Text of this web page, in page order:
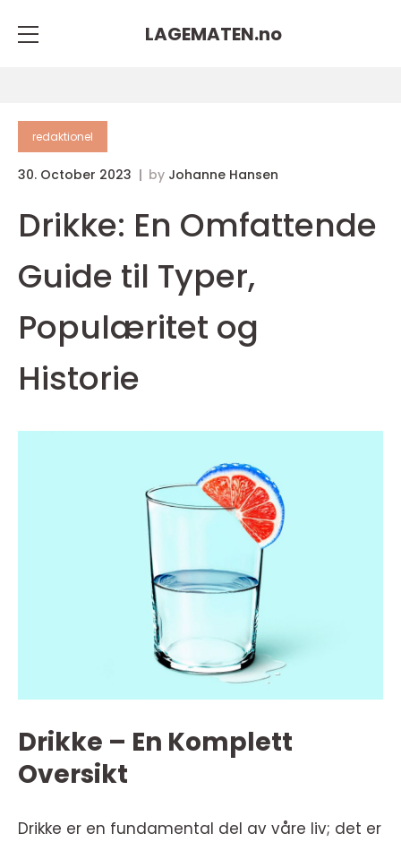
LAGEMATEN.no
redaktionel
30. October 2023 by Johanne Hansen
Drikke: En Omfattende
Guide til Typer,
Populæritet og
Historie
Drikke – En Komplett
Oversikt
Drikke er en fundamental del av våre liv; det er